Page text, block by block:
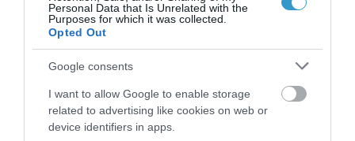
Personal Data that Is Unrelated with the
Purposes for which it was collected.
Opted Out
Google consents
I want to allow Google to enable storage
related to advertising like cookies on web or
device identifiers in apps.
Posted on 09 Ιούν 2026